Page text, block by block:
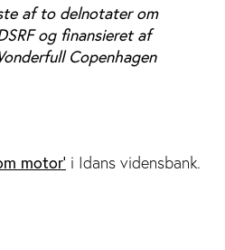
af to delnotater om
og finansieret af
Copenhagen
motor' i Idans vidensbank.